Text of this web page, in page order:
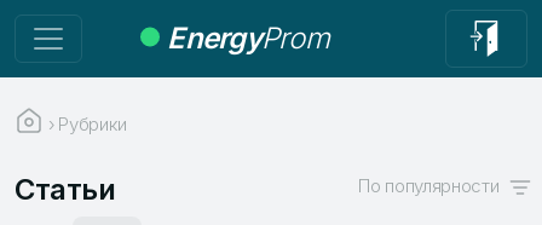
EnergyProm
› Рубрики
Статьи По популярности